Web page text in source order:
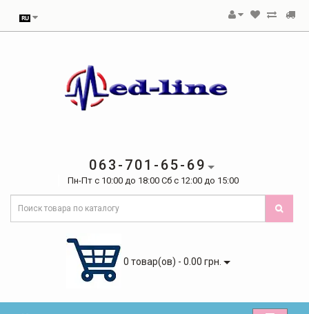
063-701-65-69
Пн-Пт с 10:00 до 18:00 Сб с 12:00 до 15:00
0 товар(ов) - 0.00 грн.